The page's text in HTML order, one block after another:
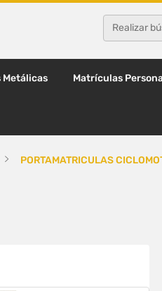
Metálicas Matrículas
PORTAMATRICULAS